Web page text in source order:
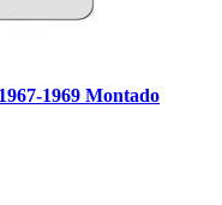
1969 Montado